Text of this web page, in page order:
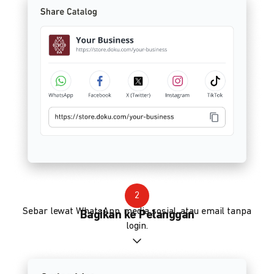
2
Bagikan ke Pelanggan
Sebar lewat WhatsApp, media sosial, atau email tanpa
login.